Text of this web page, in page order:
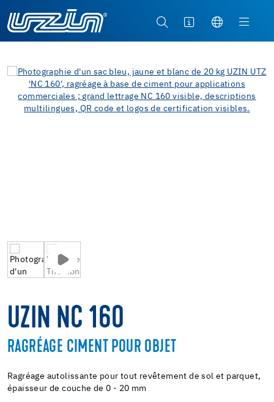
UZIN NC 160
RAGRÉAGE CIMENT POUR OBJET
Ragréage autolissante pour tout revêtement de sol et parquet,
épaisseur de couche de 0 - 20 mm